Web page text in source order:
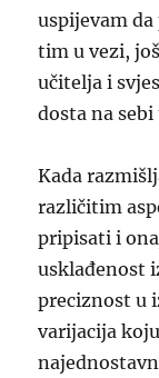
uspijevam
tim u vezi,
učitelja i svj
dosta na
Kada
različitim
pripisati i
usklađenost
preciznost u
varijacija